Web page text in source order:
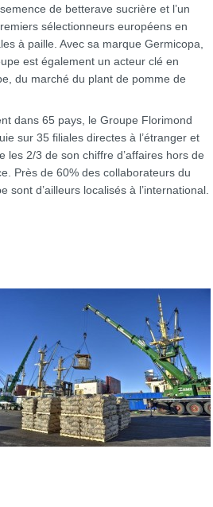
de betterave sucrière et l’un
sélectionneurs européens en
à paille. Avec sa marque Germicopa,
est également un acteur clé en
du marché du plant de pomme de
dans 65 pays, le Groupe Florimond
sur 35 filiales directes à l’étranger et
les 2/3 de son chiffre d’affaires hors de
Près de 60% des collaborateurs du
sont d’ailleurs localisés à l’international.